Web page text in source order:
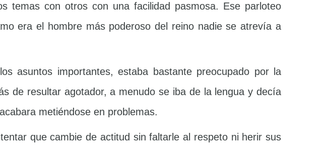
temas con otros con una facilidad pasmosa. Ese parloteo
era el hombre más poderoso del reino nadie se atrevía a
asuntos importantes, estaba bastante preocupado por la
de resultar agotador, a menudo se iba de la lengua y decía
metiéndose en problemas.
que cambie de actitud sin faltarle al respeto ni herir sus